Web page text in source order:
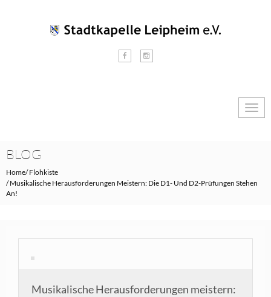
BLOG
Home Flohkiste
Musikalische Herausforderungen Meistern: Die D1- Und D2-Prüfungen Stehen
An!
Musikalische Herausforderungen meistern: